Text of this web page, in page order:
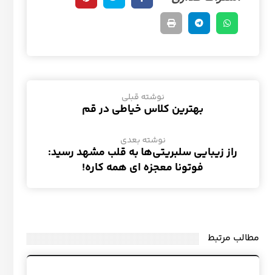
نوشته قبلی
بهترین کلاس خیاطی در قم
نوشته بعدی
راز زیبایی سلبریتی‌ها به قلب مشهد رسید:
فوتونا معجزه ای همه کاره!
مطالب مرتبط